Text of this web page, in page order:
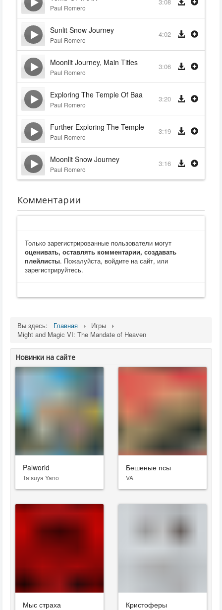
Paul Romero
Sunlit Snow Journey
Paul Romero
4:02
Moonlit Journey, Main Titles
Paul Romero
3:06
Exploring The Temple Of Baa
Paul Romero
3:20
Further Exploring The Temple Of Baa
Paul Romero
3:19
Moonlit Snow Journey
Paul Romero
3:16
Комментарии
Только зарегистрированные пользователи могут
оценивать, оставлять комментарии, создавать
плейлисты. Пожалуйста, войдите на сайт, или
зарегистрируйтесь.
Вы здесь: Главная
Игры
Might and Magic VI: The Mandate of Heaven
Новинки на сайте
Palworld
Tatsuya Yano
Бешеные псы
VA
Мыс страха Кристоферы